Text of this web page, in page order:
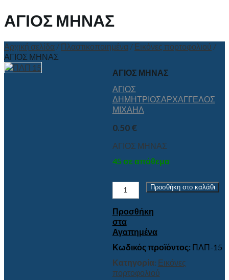
ΑΓΙΟΣ ΜΗΝΑΣ
Αρχική σελίδα / Πλαστικοποιημένα / Εικόνες πορτοφολιού /
ΑΓΙΟΣ ΜΗΝΑΣ
ΑΓΙΟΣ ΜΗΝΑΣ
ΑΓΙΟΣ
ΔΗΜΗΤΡΙΟΣΑΡΧΑΓΓΕΛΟΣ
ΜΙΧΑΗΛ
0.50€
ΑΓΙΟΣ ΜΗΝΑΣ
45 σε απόθεμα
ΑΓΙΟΣ
ΜΗΝΑΣ
ποσότητα
Προσθήκη στο καλάθι
Προσθήκη
στα
Αγαπημένα
Κωδικός προϊόντος: ΠΛΠ-15
Κατηγορία: Εικόνες
πορτοφολιού